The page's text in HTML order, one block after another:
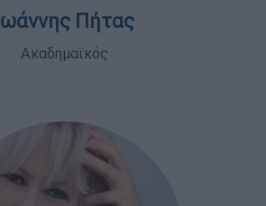
Ιωάννης Πήτας
Ακαδημαϊκός